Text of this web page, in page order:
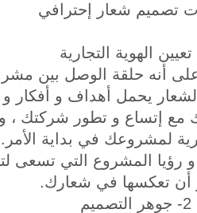
تصميم شعار إحترافي
على أنه حلقة الوصل بين
يحمل أهداف و أفكار
مع إتساع و تطور شركتك ،
لمشروعك في بداية الأمر.
رؤيا المشروع التي تسعى
و أن تعكسها في شعارك.
2- جوهر التصميم